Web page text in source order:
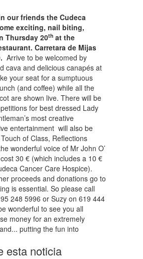
our friends the Cudeca
exciting, nail biting,
Thursday 20th at the
Carretara de Mijas
Arrive to be welcomed by
cava and delicious canapés at
your seat for a sumptuous
(and coffee) while all the
are shown live. There will be
for best dressed Lady
most creative
entertainment will also be
of Class, Reflections
wonderful voice of Mr John O’
30 € (which includes a 10 €
Cancer Care Hospice).
proceeds and donations go to
is essential. So please call
248 5996 or Suzy on 619 444
wonderful to see you all
money for an extremely
putting the fun into
esta noticia